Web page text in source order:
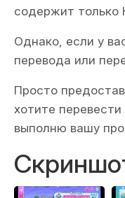
содержит только
Однако, если у
перевода или
Просто
хотите
выполню вашу